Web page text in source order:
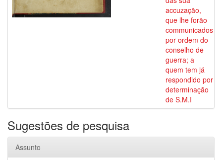
accuzação,
que lhe forão
communicados
por ordem do
conselho de
guerra; a
quem tem já
respondido por
determinação
de S.M.I
Sugestões de pesquisa
Assunto